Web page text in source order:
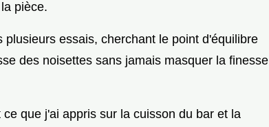
pièce.
essais, cherchant le point d'équilibre
des noisettes sans jamais masquer la finesse
que j'ai appris sur la cuisson du bar et la